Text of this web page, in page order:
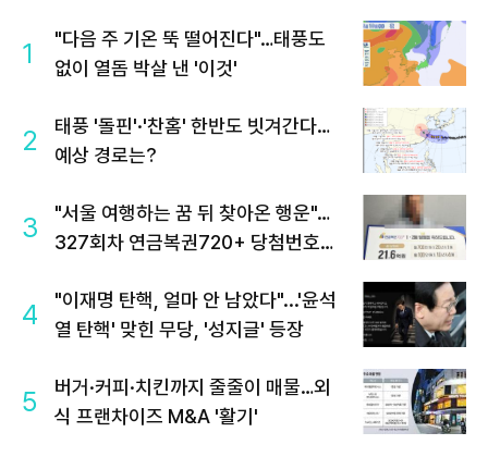
1
"다음 주 기온 뚝 떨어진다"…태풍도
없이 열돔 박살 낸 '이것'
2
태풍 '돌핀'·'찬홈' 한반도 빗겨간다…
예상 경로는?
3
"서울 여행하는 꿈 뒤 찾아온 행운"…
327회차 연금복권720+ 당첨번호조
4
"이재명 탄핵, 얼마 안 남았다"...'윤석
열 탄핵' 맞힌 무당, '성지글' 등장
5
버거·커피·치킨까지 줄줄이 매물…외
식 프랜차이즈 M&A '활기'